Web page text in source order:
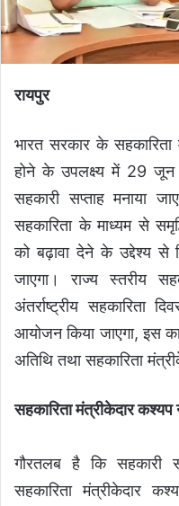
रायपुर
भारत सरकार के सहकारिता
होने के उपलक्ष्य में 29
सहकारी सप्ताह मनाया
सहकारिता के माध्यम से
को बढ़ावा देने के उद्देश्य से
जाएगा। राज्य स्तरीय
अंतर्राष्ट्रीय सहकारिता
आयोजन किया जाएगा, इस
अतिथि तथा सहकारिता
सहकारिता मंत्रीकेदार कश्यप
गौरतलब है कि
सहकारिता मंत्रीकेदार